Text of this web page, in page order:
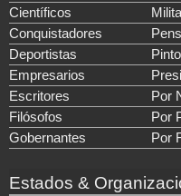
Científicos
Conquistadores
Deportistas
Empresarios
Escritores
Por
Filósofos
Por
Gobernantes
Por
Estados &